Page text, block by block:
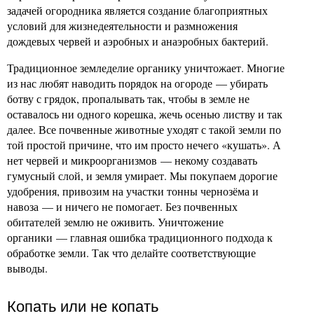
задачей огородника является создание благоприятных
условий для жизнедеятельности и размножения
дождевых червей и аэробных и анаэробных бактерий.
Традиционное земледелие органику уничтожает. Многие
из нас любят наводить порядок на огороде — убирать
ботву с грядок, пропалывать так, чтобы в земле не
оставалось ни одного корешка, жечь осенью листву и так
далее. Все почвенные животные уходят с такой земли по
той простой причине, что им просто нечего «кушать». А
нет червей и микроорганизмов — некому создавать
гумусный слой, и земля умирает. Мы покупаем дорогие
удобрения, привозим на участки тонны чернозёма и
навоза — и ничего не помогает. Без почвенных
обитателей землю не оживить. Уничтожение
органики — главная ошибка традиционного подхода к
обработке земли. Так что делайте соответствующие
выводы.
Копать или не копать